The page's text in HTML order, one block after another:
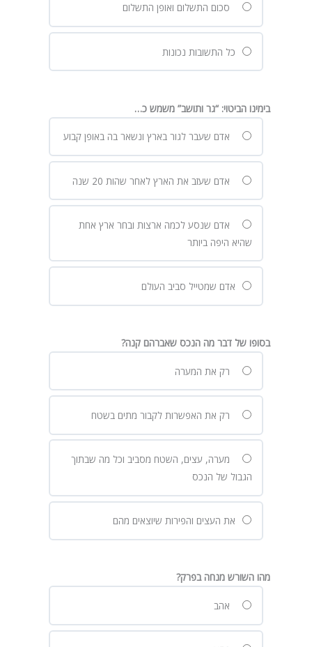
סכום התשלום ואופן התשלום
כל התשובות נכונות
בימינו הביטוי: “גר ותושב” משמש כ…
אדם שעבר לגור בארץ ונשאר בה באופן קבוע
אדם שעזב את הארץ לאחר שהות 20 שנה
אדם שנסע לכמה ארצות ובחר ארץ אחת
שהיא היפה ביותר
אדם שמטייל סביב העולם
בסופו של דבר מה הנכס שאברהם קנה?
רק את המערה
רק את האפשרות לקבור מתים בשטח
מערה, עצים, השטח מסביב וכל מה שבתוך
הגבול של הנכס
את העצים והפירות שיוצאים מהם
מהו השורש מנחה בפרק?
אהב